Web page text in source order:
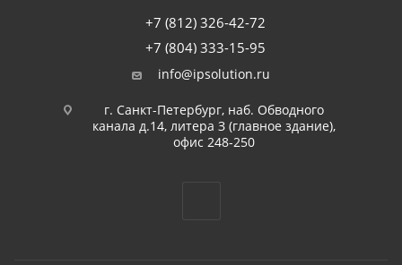
+7 (812) 326-42-72
+7 (804) 333-15-95
info@ipsolution.ru
г. Санкт-Петербург, наб. Обводного
канала д.14, литера З (главное здание),
офис 248-250